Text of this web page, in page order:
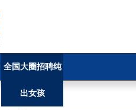
全国大圈招聘纯
出女孩